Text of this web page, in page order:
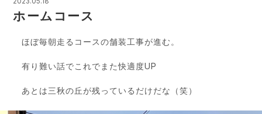
ホームコース
ほぼ毎朝走るコースの舗装工事が進む。
有り難い話でこれでまた快適度UP
あとは三秋の丘が残っているだけだな（笑）